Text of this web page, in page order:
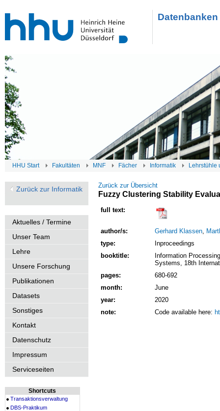
HHU Start Fakultäten MNF Fächer Informatik Lehrstühle
Zurück zur Informatik
Aktuelles / Termine
Unser Team
Lehre
Unsere Forschung
Publikationen
Datasets
Sonstiges
Kontakt
Datenschutz
Impressum
Serviceseiten
Shortcuts
Transaktionsverwaltung
DBS-Praktikum
Zurück zur Übersicht
Fuzzy Clustering Stability
full text:
author/s: Gerhard Klassen,
type:
Inproceedings
booktitle:
Information
Systems, 18th
pages:
680-692
month:
June
year:
2020
note:
Code available here: